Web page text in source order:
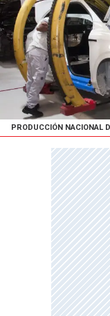
PRODUCCIÓN NACIONAL